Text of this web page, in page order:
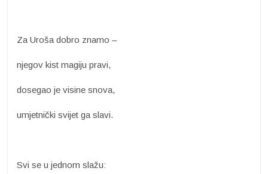
Za Uroša dobro znamo –
njegov kist magiju pravi,
dosegao je visine snova,
umjetnički svijet ga slavi.
Svi se u jednom slažu: